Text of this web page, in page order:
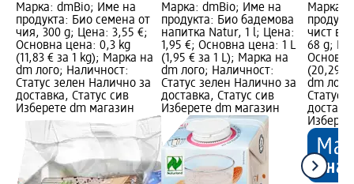
Марка: dmBio; Име на
продукта: Био семена от
чия, 300 g; Цена: 3,55 €;
Основна цена: 0,3 kg
(11,83 € за 1 kg); Марка на
dm лого; Наличност:
Статус зелен Налично за
доставка, Статус сив
Изберете dm магазин
Марка: dmBio; Име на
продукта: Био бадемова
напитка Natur, 1 l; Цена:
1,95 €; Основна цена: 1 L
(1,95 € за 1 L); Марка на
dm лого; Наличност:
Статус зелен Налично за
доставка, Статус сив
Изберете dm магазин
Марка:
чист
68 g;
(20,29 €
dm
Статус